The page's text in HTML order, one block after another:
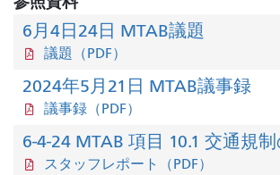
6月4日24日 MTAB議題
議題（PDF）
2024年5月21日 MTAB議事録
議事録（PDF）
6-4-24 MTAB 項目 10.1 交通規
スタッフレポート（PDF）